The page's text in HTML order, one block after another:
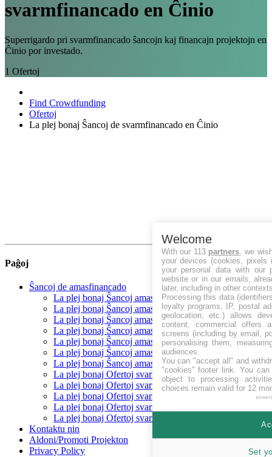
svarmfinancado en Ĉinio
Superrigardo pri svarmfinancado ŝancojn kaj financajn projektojn en
Ĉinio por investado.
1 Ofertoj
Find Crowdfunding
Ofertoj
La plej bonaj Ŝancoj de svarmfinancado en Ĉinio
Paĝoj
Ŝancoj de amasfinancado
La plej bonaj Ŝancoj amasfinancado levantaj
La plej bonaj Ŝancoj amasfinancado Baldaŭ
La plej bonaj Ŝancoj amasfinancado financitaj
La plej bonaj Ŝancoj amasfinancado Repagita
La plej bonaj Ŝancoj amasfinancado Egaleco
La plej bonaj Ŝancoj amasfinancado Prunto/ŝuldo
La plej bonaj Ŝancoj amasfinancado Rekompenco
La plej bonaj Ofertoj svarmfinancado en CHF
La plej bonaj Ofertoj svarmfinancado en EUR
La plej bonaj Ofertoj svarmfinancado en GBP
La plej bonaj Ofertoj svarmfinancado en SEK
La plej bonaj Ofertoj svarmfinancado en USD
Kontaktu nin
Aldoni/Promoti Projekton
Privacy Policy
Welcome
With our 113 partners, we
your devices (cookies, pixels
your personal data with our
website or in our emails,
later, including in other
Processing this data
loyalty programs, IP, postal
geolocation, etc.) allows
content, commercial offers
screens (including by email,
personalising them,
audiences.
You can "accept all" and
"cookies" footer link. You can
object to processing
choices remain valid for 12
Set